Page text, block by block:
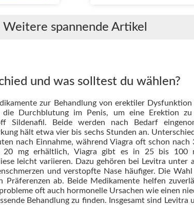
Weitere spannende Artikel
und was solltest du wählen?
zur Behandlung von erektiler
die Durchblutung im Penis, um eine Erektion
Sildenafil. Beide werden nach Bedarf
hält etwa vier bis sechs Stunden an.
nach Einnahme, während Viagra oft schon
mg erhältlich, Viagra gibt es in 25 bis 100
leicht variieren. Dazu gehören bei Levitra unter
und verstopfte Nase häufiger. Die
ab. Beide Medikamente helfen
oft auch hormonelle Ursachen wie einen
Behandlung zu finden. Insgesamt sind